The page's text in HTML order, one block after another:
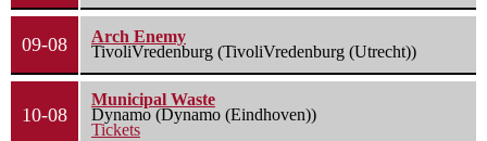
09-08
Arch Enemy
TivoliVredenburg (TivoliVredenburg (Utrecht))
10-08
Municipal Waste
Dynamo (Dynamo (Eindhoven))
Tickets